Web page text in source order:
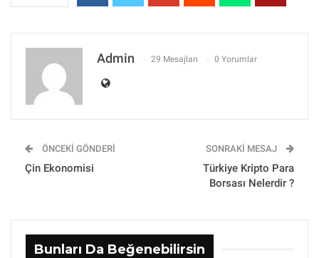
Admin 29 Mesajları 0 Yorumlar
ÖNCEKI GÖNDERI
Çin Ekonomisi
SONRAKI MESAJ
Türkiye Kripto Para
Borsası Nelerdir ?
Bunları Da Beğenebilirsin